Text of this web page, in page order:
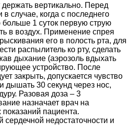
вертикально. Перед
случае, когда с последнего
1 суток первую струю
в воздух. Применение спрея
его в полость рта, для
распылитель ко рту, сделать
дыхание (аэрозоль вдыхать
устройство. После
закрыть, допускается чувство
дышать 30 секунд через нос,
Разовая доза – 3
назначает врач на
пациента.
недостаточности и